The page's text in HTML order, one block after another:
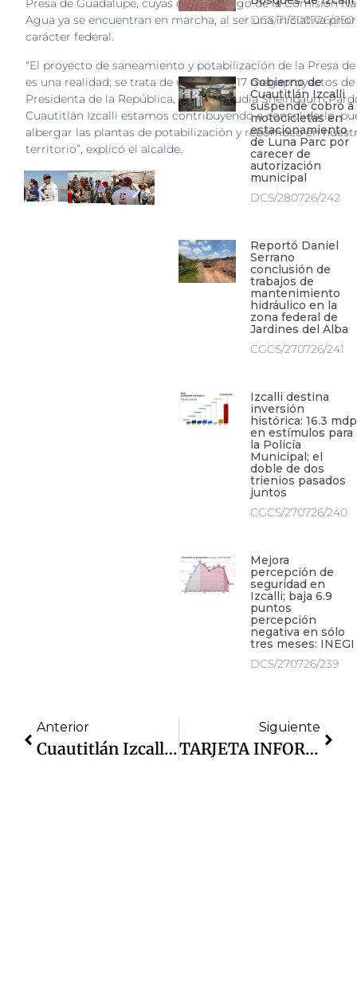
Presa de Guadalupe, cuyas obras a cargo de la Comisión
Agua ya se encuentran en marcha, al ser una iniciativa
carácter federal.
“El proyecto de saneamiento y potabilización de la Presa
es una realidad; se trata de uno de los 17 megaproyectos de
Presidenta de la República, la Dra. Claudia Sheinbaum
Cuautitlán Izcalli estamos contribuyendo a consolidarlo,
albergar las plantas de potabilización y rebombeo en
territorio”, explicó el alcalde.
DCS/TI/300726/050
Gobierno de
Cuautitlán Izcalli
suspende cobro a
motocicletas en
estacionamiento
de Luna Parc por
carecer de
autorización
municipal
DCS/280726/242
Reportó Daniel
Serrano
conclusión de
trabajos de
mantenimiento
hidráulico en la
zona federal de
Jardines del Alba
CGCS/270726/241
Izcalli destina
inversión
histórica: 16.3 mdp
en estímulos para
la Policía
Municipal; el
doble de dos
trienios pasados
juntos
CGCS/270726/240
Mejora
percepción de
seguridad en
Izcalli; baja 6.9
puntos
percepción
negativa en sólo
tres meses: INEGI
DCS/270726/239
Anterior
Cuautitlán Izcalli Registra Una Baja Del 28% En El Delito De Fraude En Enero De 2026: SESNSP
Siguiente
TARJETA INFORMATIVA | Respecto A La Caída De Una Yegua En Vía Pública, El Gobierno Municipal Informa